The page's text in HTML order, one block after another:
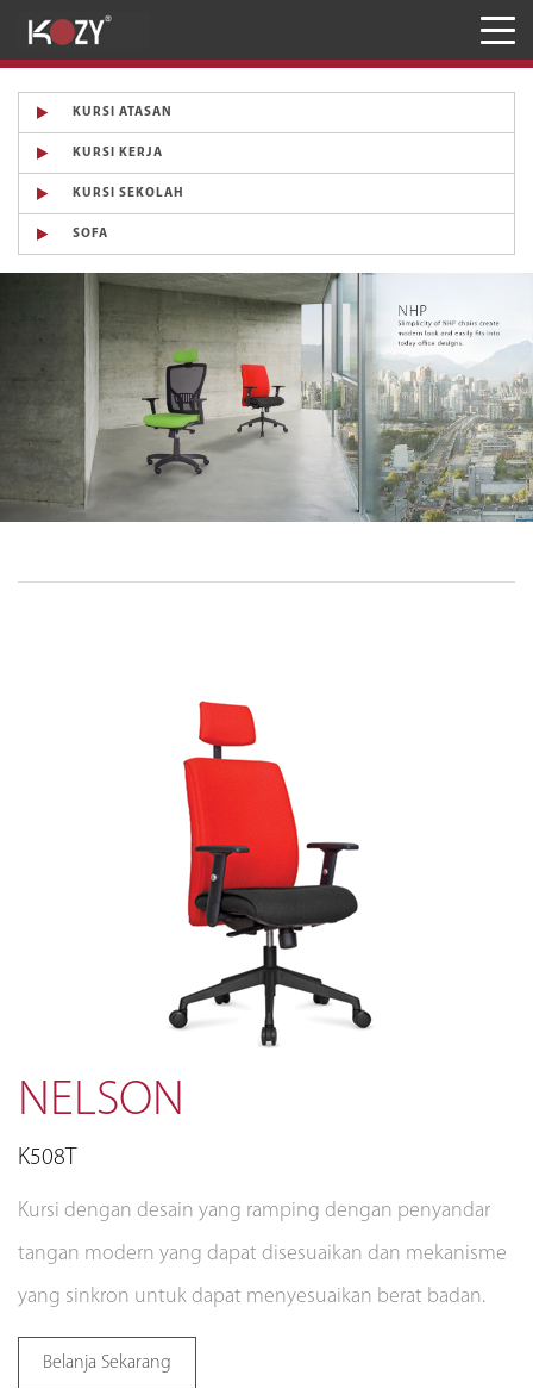
KURSI ATASAN
KURSI KERJA
KURSI SEKOLAH
SOFA
NELSON
K508T
Kursi dengan desain yang ramping dengan penyandar
tangan modern yang dapat disesuaikan dan mekanisme
yang sinkron untuk dapat menyesuaikan berat badan.
Belanja Sekarang
Kursi
Inaproc Site